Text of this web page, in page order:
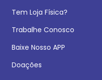
Tem Loja Física?
Trabalhe Conosco
Baixe Nosso APP
Doações